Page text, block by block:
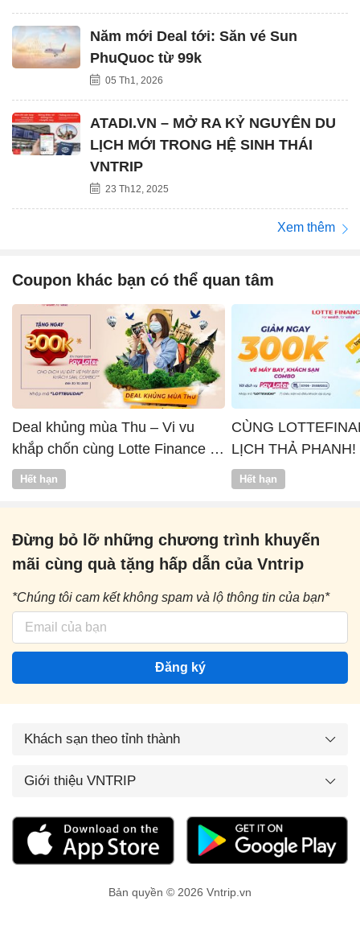
Năm mới Deal tới: Săn vé Sun
PhuQuoc từ 99k
05 Th1, 2026
ATADI.VN – MỞ RA KỶ NGUYÊN DU
LỊCH MỚI TRONG HỆ SINH THÁI
VNTRIP
23 Th12, 2025
Xem thêm
Coupon khác bạn có thể quan tâm
Deal khủng mùa Thu – Vi vu
khắp chốn cùng Lotte Finance x
Vntrip
Hết hạn
CÙNG
LỊCH THẢ PHANH!
Hết hạn
Đừng bỏ lỡ những chương trình khuyến
mãi cùng quà tặng hấp dẫn của Vntrip
*Chúng tôi cam kết không spam và lộ thông tin của bạn*
Đăng ký
Khách sạn theo tỉnh thành
Giới thiệu VNTRIP
Bản quyền © 2026 Vntrip.vn